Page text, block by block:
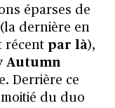
éparses de
dernière en
récent par là),
Autumn
Derrière ce
du duo